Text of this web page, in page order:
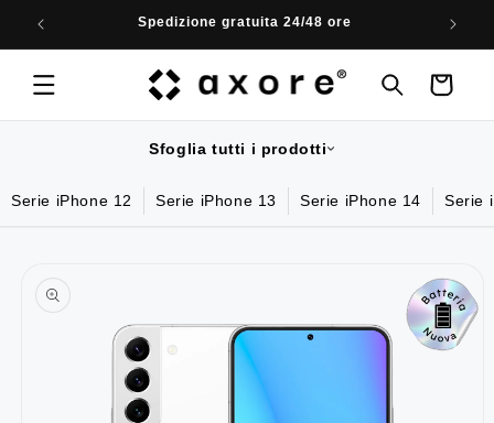
direttamente
ai contenuti
Spedizione gratuita 24/48 ore
Carrello
Sfoglia tutti i prodotti
Serie iPhone 12 Serie iPhone 13 Serie iPhone 14 Serie
informazioni
sul prodotto